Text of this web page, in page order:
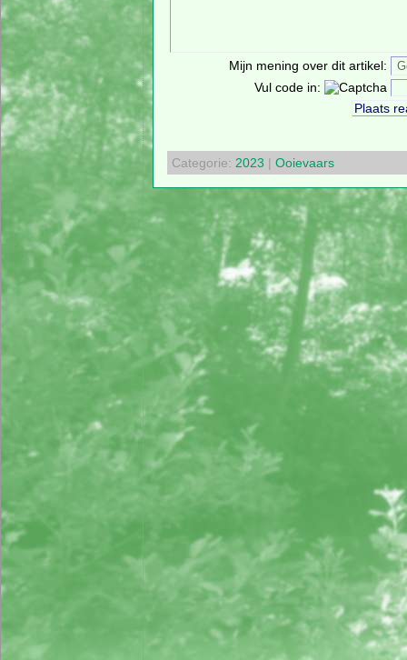
Mijn mening over dit artikel:
Vul code in:
Categorie: 2023 | Ooievaars